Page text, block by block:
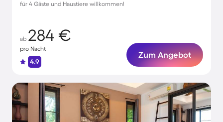
für 4 Gäste und Haustiere willkommen!
ab 284 €
pro Nacht
4.9
Zum Angebot